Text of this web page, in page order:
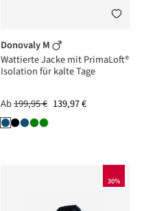
Donovaly M
Wattierte Jacke mit PrimaLoft®
Isolation für kalte Tage
Ab199,95 € 139,97 €
30%